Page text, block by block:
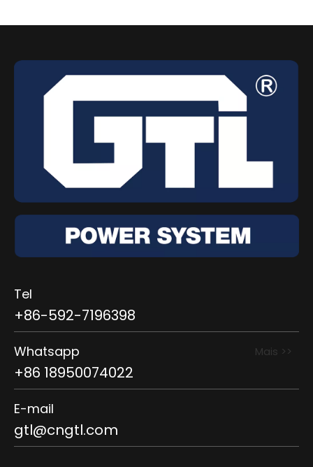
Tel
+86-592-7196398
Whatsapp Mais >>
+86 18950074022
E-mail
gtl@cngtl.com